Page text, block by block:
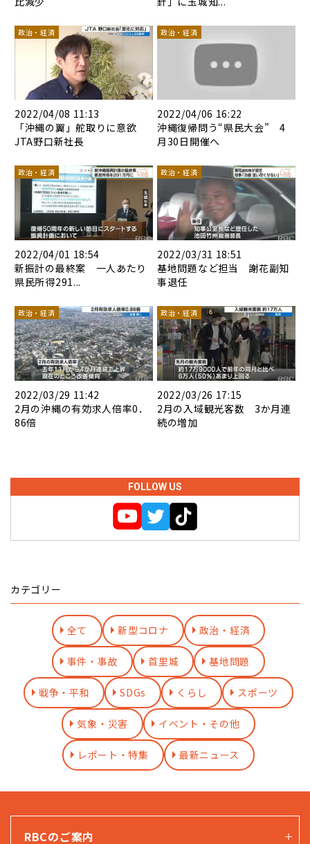
政治・経済
2022/04/08 11:13
「沖縄の翼」舵取りに意欲
JTA野口新社長
政治・経済
2022/04/06 16:22
沖縄復帰問う“県民大会” 4
月30日開催へ
政治・経済
2022/04/01 18:54
新振計の最終案 一人あたり
県民所得291...
政治・経済
2022/03/31 18:51
基地問題など担当 謝花副知
事退任
政治・経済
2022/03/29 11:42
2月の沖縄の有効求人倍率0．
86倍
政治・経済
2022/03/26 17:15
2月の入域観光客数 3か月連
続の増加
FOLLOW US
カテゴリー
全て 新型コロナ 政治・経済
事件・事故 首里城 基地問題
戦争・平和 SDGs くらし スポーツ
気象・災害 イベント・その他
レポート・特集 最新ニュース
RBCのご案内